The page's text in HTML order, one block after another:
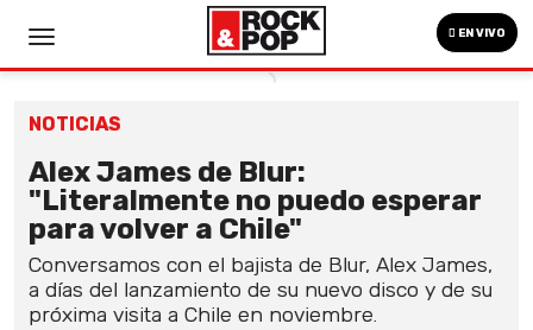
EN VIVO
NOTICIAS
Alex James de Blur:
"Literalmente no puedo esperar
para volver a Chile"
Conversamos con el bajista de Blur, Alex James,
a días del lanzamiento de su nuevo disco y de su
próxima visita a Chile en noviembre.